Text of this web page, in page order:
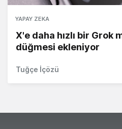
YAPAY ZEKA
X'e daha hızlı bir Grok
düğmesi ekleniyor
Tuğçe İçözü